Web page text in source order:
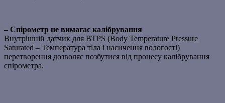
– Спірометр не вимагає калібрування
Внутрішній датчик для BTPS (Body Temperature Pressure
Saturated – Температура тіла і насичення вологості)
перетворення дозволяє позбутися від процесу калібрування
спірометра.